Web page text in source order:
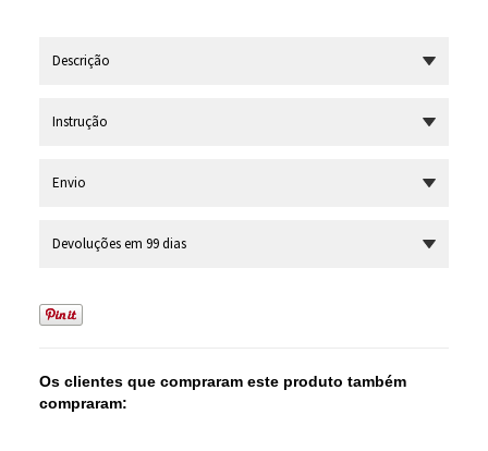
Descrição
Instrução
Envio
Devoluções em 99 dias
Os clientes que compraram este produto também
compraram: